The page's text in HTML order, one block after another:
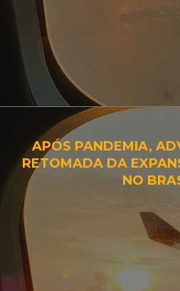
APÓS PANDEMIA,
RETOMADA DA
NO